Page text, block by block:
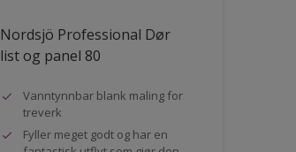
Nordsjö Professional Dør
list og panel 80
Vanntynnbar blank maling for
treverk
Fyller meget godt og har en